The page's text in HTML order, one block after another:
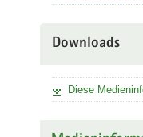
Downloads
Diese